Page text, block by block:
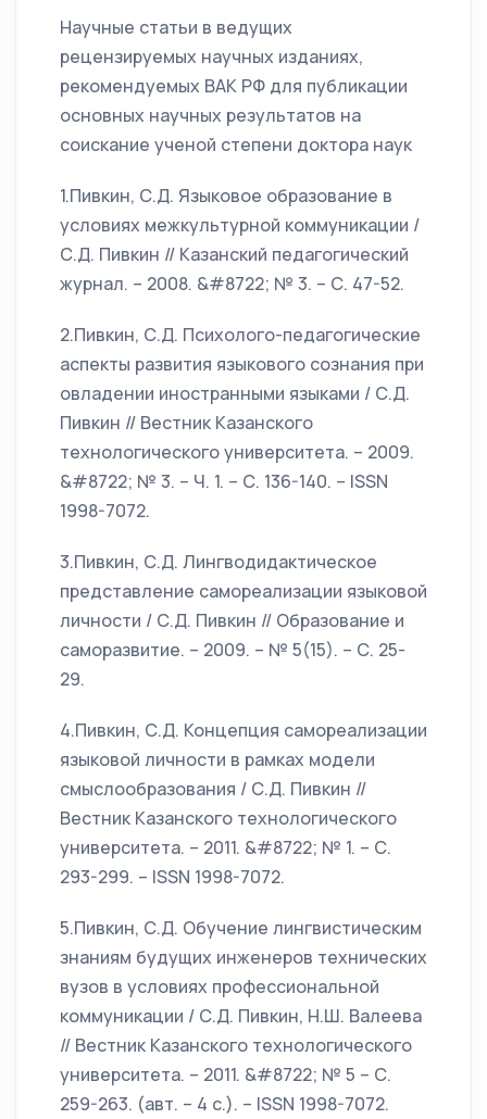
Научные статьи в ведущих
рецензируемых научных изданиях,
рекомендуемых ВАК РФ для публикации
основных научных результатов на
соискание ученой степени доктора наук
1.Пивкин, С.Д. Языковое образование в
условиях межкультурной коммуникации /
С.Д. Пивкин // Казанский педагогический
журнал. – 2008. &#8722; № 3. – С. 47-52.
2.Пивкин, С.Д. Психолого-педагогические
аспекты развития языкового сознания при
овладении иностранными языками / С.Д.
Пивкин // Вестник Казанского
технологического университета. – 2009.
&#8722; № 3. – Ч. 1. – С. 136-140. – ISSN
1998-7072.
3.Пивкин, С.Д. Лингводидактическое
представление самореализации языковой
личности / С.Д. Пивкин // Образование и
саморазвитие. – 2009. – № 5(15). – С. 25-
29.
4.Пивкин, С.Д. Концепция самореализации
языковой личности в рамках модели
смыслообразования / С.Д. Пивкин //
Вестник Казанского технологического
университета. – 2011. &#8722; № 1. – С.
293-299. – ISSN 1998-7072.
5.Пивкин, С.Д. Обучение лингвистическим
знаниям будущих инженеров технических
вузов в условиях профессиональной
коммуникации / С.Д. Пивкин, Н.Ш. Валеева
// Вестник Казанского технологического
университета. – 2011. &#8722; № 5 – С.
259-263. (авт. – 4 с.). – ISSN 1998-7072.